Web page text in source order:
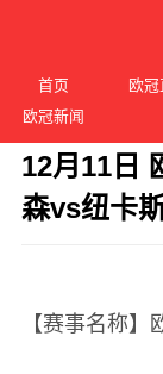
首页 欧
欧冠新闻
12月11日
森vs纽卡
【赛事名称